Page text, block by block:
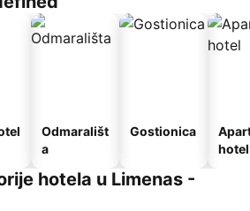
Odmarališt
a
Gostionica
hotel
hotela u Limenas -